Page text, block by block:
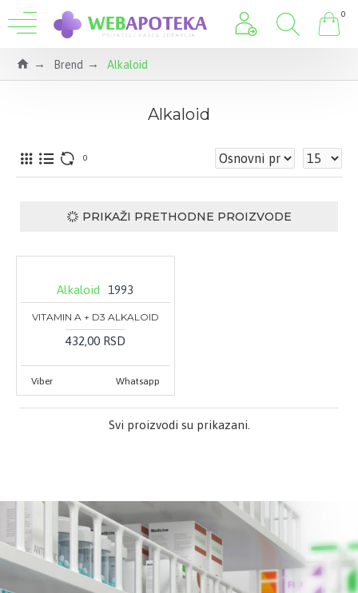
0
Brend Alkaloid
Alkaloid
0
PRIKAŽI PRETHODNE PROIZVODE
Alkaloid 1993
VITAMIN A + D3 ALKALOID
432,00 RSD
Viber Whatsapp
Svi proizvodi su prikazani.